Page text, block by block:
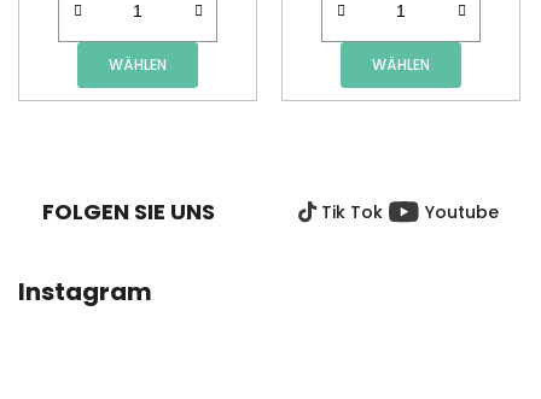
WÄHLEN WÄHLEN
FOLGEN SIE UNS Tik Tok Youtube
Instagram